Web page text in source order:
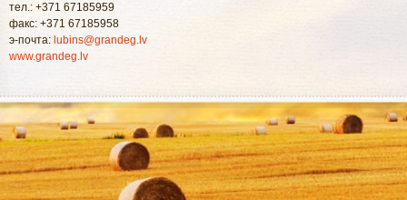
тел.: +371 67185959
факс: +371 67185958
э-почта: lubins@grandeg.lv
www.grandeg.lv